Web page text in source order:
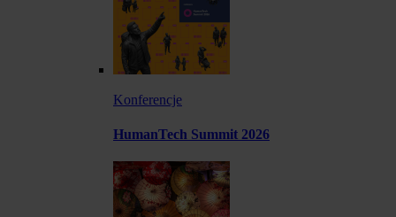
Konferencje
HumanTech Summit 2026